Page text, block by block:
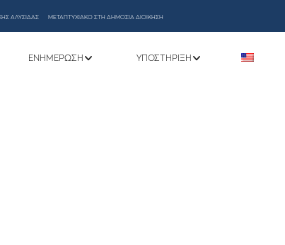
ΑΛΥΣΙΔΑΣ ΜΕΤΑΠΤΥΧΙΑΚΟ ΣΤΗ ΔΗΜΟΣΙΑ ΔΙΟΙΚΗΣΗ
ΕΝΗΜΈΡΩΣΗ ΥΠΟΣΤΉΡΙΞΗ